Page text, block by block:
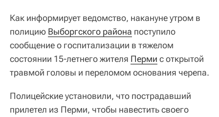
Как информирует ведомство, накануне утром в
полицию Выборгского района поступило
сообщение о госпитализации в тяжелом
состоянии 15-летнего жителя Перми с открытой
травмой головы и переломом основания черепа.
Полицейские установили, что пострадавший
прилетел из Перми, чтобы навестить своего